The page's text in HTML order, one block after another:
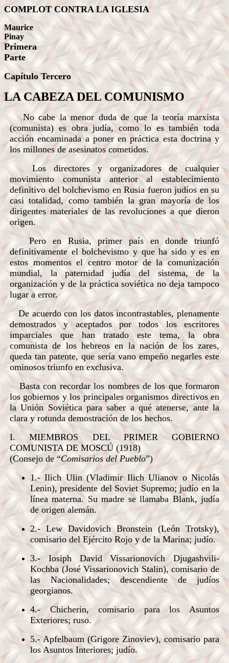
COMPLOT CONTRA LA IGLESIA
Maurice
Pinay
Primera
Parte
Capítulo Tercero
LA CABEZA DEL COMUNISMO
No cabe la menor duda de que la teoría marxista
(comunista) es obra judía, como lo es también toda
acción encaminada a poner en práctica esta doctrina y
los millones de asesinatos cometidos.
Los directores y organizadores de cualquier
movimiento comunista anterior al establecimiento
definitivo del bolchevismo en Rusia fueron judíos en su
casi totalidad, como también la gran mayoría de los
dirigentes materiales de las revoluciones a que dieron
origen.
Pero en Rusia, primer país en donde triunfó
definitivamente el bolchevismo y que ha sido y es en
estos momentos el centro motor de la comunización
mundial, la paternidad judía del sistema, de la
organización y de la práctica soviética no deja tampoco
lugar a error.
De acuerdo con los datos incontrastables, plenamente
demostrados y aceptados por todos los escritores
imparciales que han tratado este tema, la obra
comunista de los hebreos en la nación de los zares,
queda tan patente, que sería vano empeño negarles este
ominosos triunfo en exclusiva.
Basta con recordar los nombres de los que formaron
los gobiernos y los principales organismos directivos en
la Unión Soviética para saber a qué atenerse, ante la
clara y rotunda demostración de los hechos.
I. MIEMBROS DEL PRIMER GOBIERNO
COMUNISTA DE MOSCÚ (1918)
(Consejo de “Comisarios del Pueblo”)
1.- Ilich Ulin (Vladimir Ilich Ulianov o Nicolás
Lenin), presidente del Soviet Supremo; judío en la
línea materna. Su madre se llamaba Blank, judía
de origen alemán.
2.- Lew Davidovich Bronstein (León Trotsky),
comisario del Ejército Rojo y de la Marina; judío.
3.- Iosiph David Vissarionovich Djugashvili-
Kochba (José Vissarionovich Stalin), comisario de
las Nacionalidades; descendiente de judíos
georgianos.
4.- Chicherin, comisario para los Asuntos
Exteriores; ruso.
5.- Apfelbaum (Grigore Zinoviev), comisario para
los Asuntos Interiores; judío.